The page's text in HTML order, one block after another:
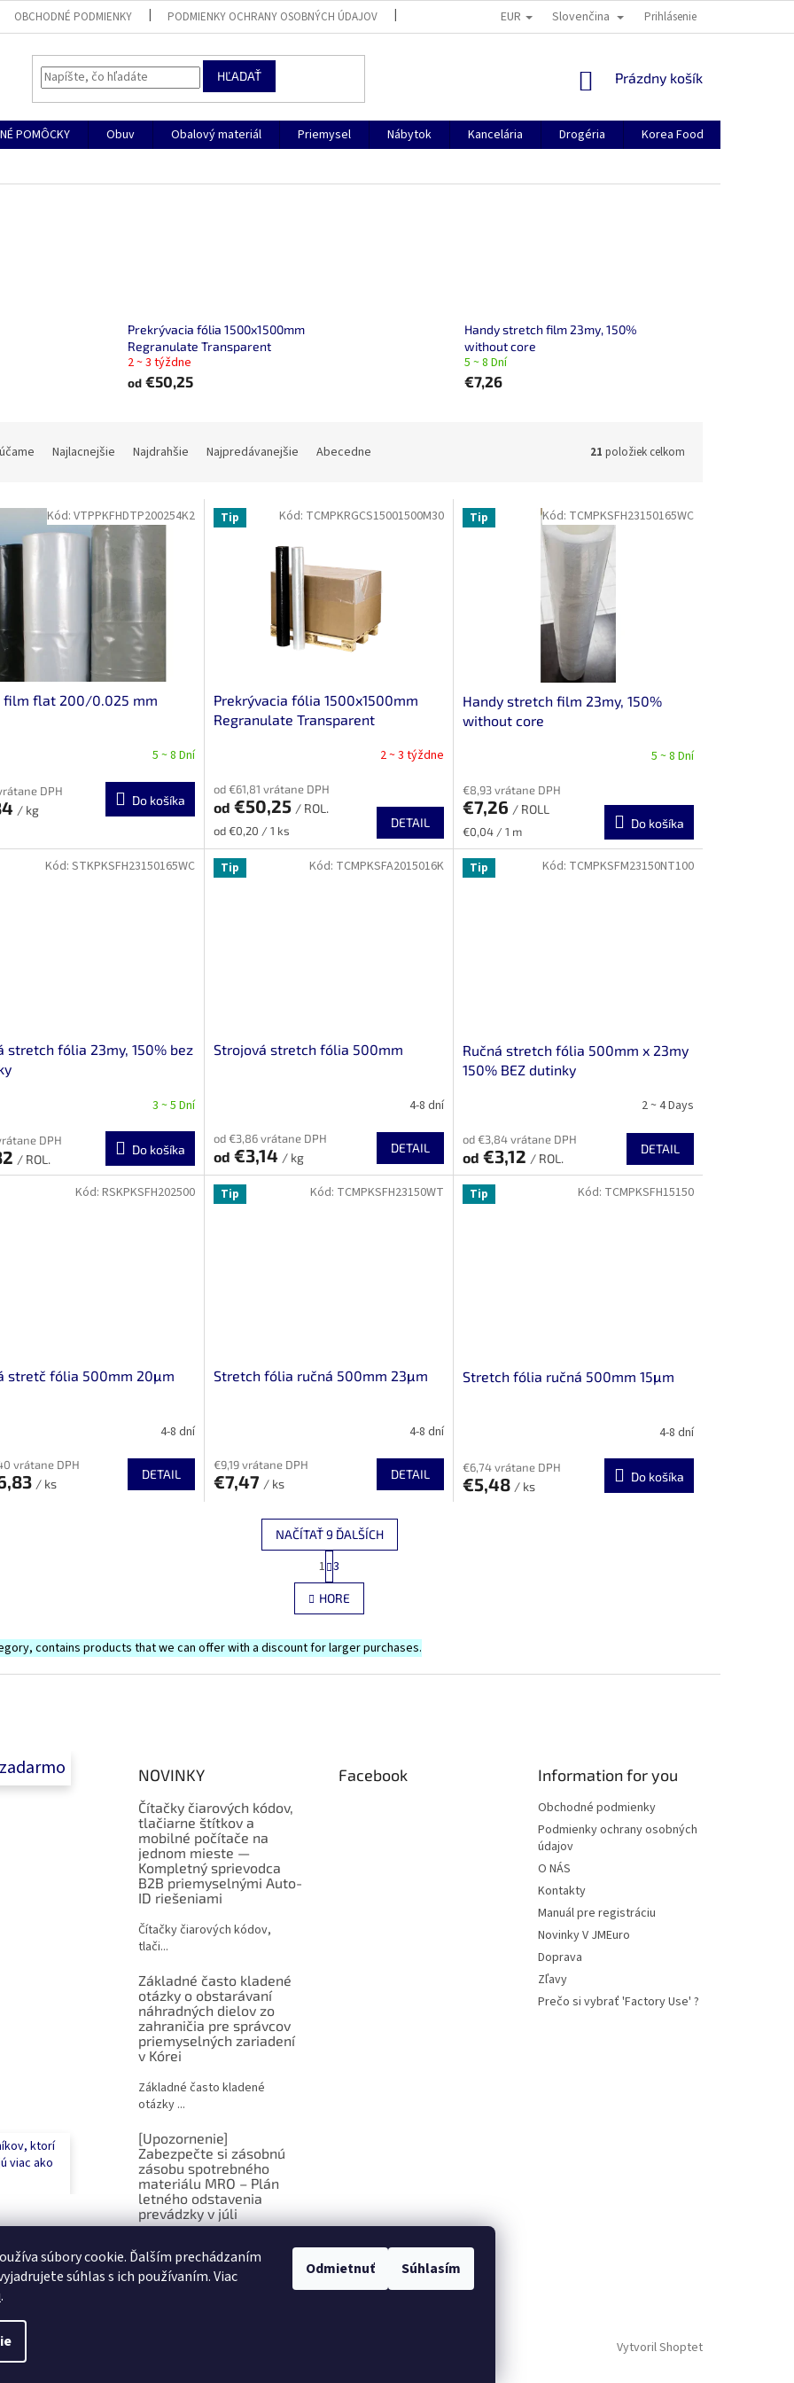
súbory cookie. Ďalším prechádzaním
súhlas s ich používaním. Viac
.
Odmietnuť Súhlasím
OBCHODNÉ PODMIENKY PODMIENKY OCHRANY OSOBNÝCH ÚDAJOV KONTAKTY MANUÁL PRE REGISTRÁCIU
EUR Slovenčina Prihlásenie
HĽADAŤ
NÁKUPNÝ
Prázdny košík
POMÔCKY Obuv Obalový materiál Priemysel Nábytok Kancelária Drogéria Korea Food
Prekrývacia fólia 1500x1500mm
Regranulate Transparent
2 ~ 3 týždne
od €50,25
Handy stretch film 23my, 150%
without core
5 ~ 8 Dní
€7,26
Najlacnejšie Najdrahšie Najpredávanejšie Abecedne 21 položiek celkom
film flat 200/0.025 mm
5 ~ 8 Dní
DPH
/ kg
Do košíka
Kód: VTPPKFHDTP200254K2 Tip
Prekrývacia fólia 1500x1500mm
Regranulate Transparent
2 ~ 3 týždne
od €61,81 vrátane DPH
od €50,25 / ROL.
Jednotková
od €0,20 / 1 ks
DETAIL
Kód: TCMPKRGCS15001500M30 Tip
Handy stretch film 23my, 150%
without core
5 ~ 8 Dní
€8,93 vrátane DPH
€7,26 / ROLL
Jednotková
cena:
€0,04 / 1 m
Do košíka
Kód: TCMPKSFH23150165WC
stretch fólia 23my, 150% bez
3 ~ 5 Dní
DPH
/ ROL.
Do košíka
Kód: STKPKSFH23150165WC Tip
Strojová stretch fólia 500mm
4-8 dní
od €3,86 vrátane DPH
od €3,14 / kg
DETAIL
Kód: TCMPKSFA2015016K Tip
Ručná stretch fólia 500mm x 23my
150% BEZ dutinky
2 ~ 4 Days
od €3,84 vrátane DPH
od €3,12 / ROL.
DETAIL
Kód: TCMPKSFM23150NT100
stretč fólia 500mm 20μm
4-8 dní
vrátane DPH
/ ks
DETAIL
Kód: RSKPKSFH202500 Tip
Stretch fólia ručná 500mm 23μm
4-8 dní
€9,19 vrátane DPH
€7,47 / ks
DETAIL
Kód: TCMPKSFH23150WT Tip
Stretch fólia ručná 500mm 15μm
4-8 dní
€6,74 vrátane DPH
€5,48 / ks
Do košíka
Kód: TCMPKSFH15150
O
v
l
d
a
c
NAČÍTAŤ 9 ĎALŠÍCH
t
r
á
n
o
a
1 3
HORE
contains products that we can offer with a discount for larger purchases.
ktorí
viac ako
NOVINKY
Čítačky čiarových kódov,
tlačiarne štítkov a
mobilné počítače na
jednom mieste —
Kompletný sprievodca
B2B priemyselnými Auto-
ID riešeniami
Čítačky čiarových kódov,
tlači...
Základné často kladené
otázky o obstarávaní
náhradných dielov zo
zahraničia pre správcov
priemyselných zariadení
v Kórei
Základné často kladené
otázky ...
[Upozornenie]
Zabezpečte si zásobnú
zásobu spotrebného
materiálu MRO – Plán
letného odstavenia
prevádzky v júli
Facebook Information for you
Obchodné podmienky
Podmienky ochrany osobných
údajov
O NÁS
Kontakty
Manuál pre registráciu
Novinky V JMEuro
Doprava
Zľavy
Prečo si vybrať 'Factory Use' ?
Vytvoril Shoptet